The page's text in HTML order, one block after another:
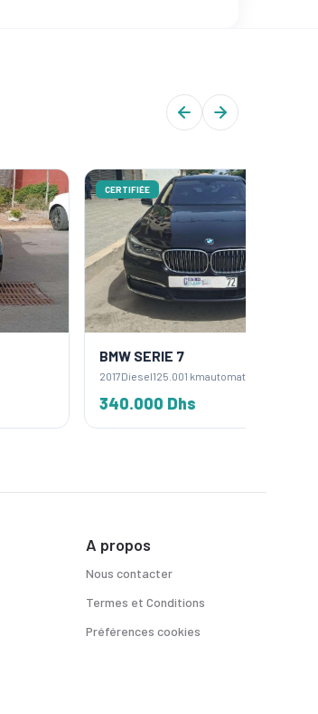
CERTIFIÉE
125.001 kmautomatique
A propos
Nous contacter
Termes et Conditions
Préférences cookies